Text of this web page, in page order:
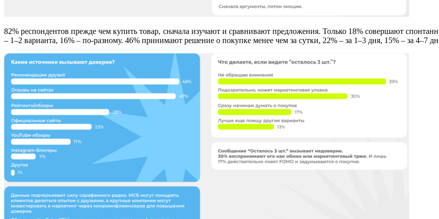
82% респондентов прежде чем купить товар, сначала изучают и сравнивают предложения. Только 18% совершают
– 1–2 варианта, 16% – по-разному. 46% принимают решение о покупке менее чем за сутки, 22% – за 1–3 дня, 15% – за 4–7